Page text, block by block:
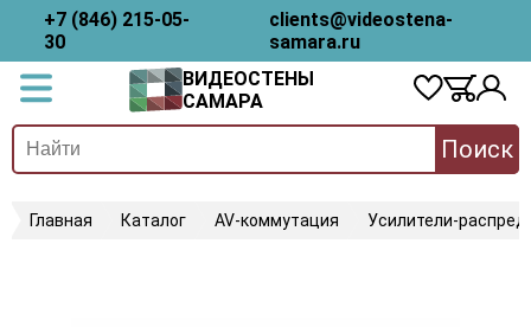
+7 (846) 215-05-
30
clients@videostena-
samara.ru
ВИДЕОСТЕНЫ
САМАРА
Поиск
Главная Каталог AV-коммутация Усилители-